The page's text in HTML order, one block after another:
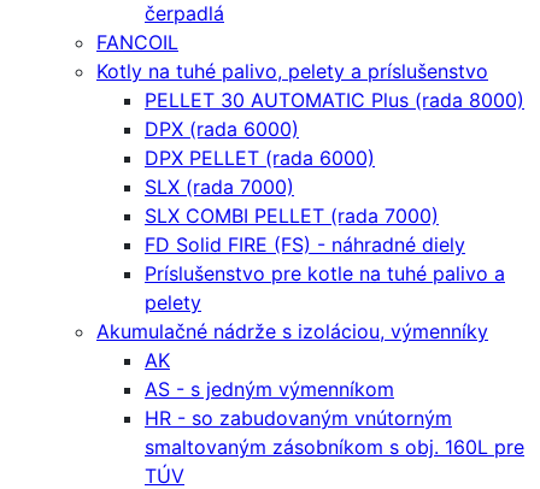
čerpadlá
FANCOIL
Kotly na tuhé palivo, pelety a príslušenstvo
PELLET 30 AUTOMATIC Plus (rada 8000)
DPX (rada 6000)
DPX PELLET (rada 6000)
SLX (rada 7000)
SLX COMBI PELLET (rada 7000)
FD Solid FIRE (FS) - náhradné diely
Príslušenstvo pre kotle na tuhé palivo a
pelety
Akumulačné nádrže s izoláciou, výmenníky
AK
AS - s jedným výmenníkom
HR - so zabudovaným vnútorným
smaltovaným zásobníkom s obj. 160L pre
TÚV